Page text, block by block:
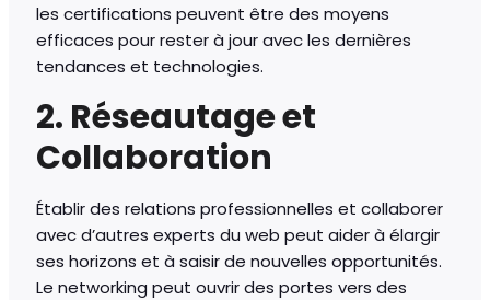
les certifications peuvent être des moyens
efficaces pour rester à jour avec les dernières
tendances et technologies.
2. Réseautage et
Collaboration
Établir des relations professionnelles et collaborer
avec d’autres experts du web peut aider à élargir
ses horizons et à saisir de nouvelles opportunités.
Le networking peut ouvrir des portes vers des